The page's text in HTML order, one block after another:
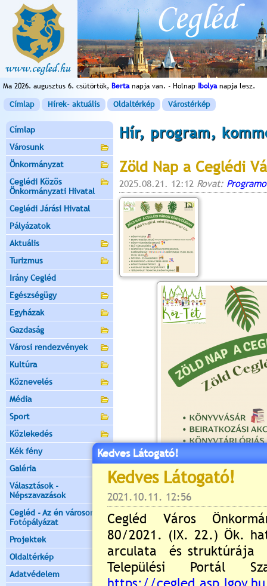
Ma 2026. augusztus 6. csütörtök, Bertanapja van. - Holnap Ibolyanapja lesz.
Címlap Hírek- aktuális Oldaltérkép Várostérkép
Címlap
Városunk
Önkormányzat
Ceglédi Közös
Önkormányzati Hivatal
Ceglédi Járási Hivatal
Pályázatok
Aktuális
Turizmus
Irány Cegléd
Egészségügy
Egyházak
Gazdaság
Városi rendezvények
Kultúra
Köznevelés
Média
Sport
Közlekedés
Kék fény
Galéria
Választások -
Népszavazások
Cegléd - Az én városom -
Fotópályázat
Projektek
Oldaltérkép
Adatvédelem
Hír, program,
Zöld Nap a Ceglédi
2025.08.21. 12:12 Rovat:
Kedves Látogató!